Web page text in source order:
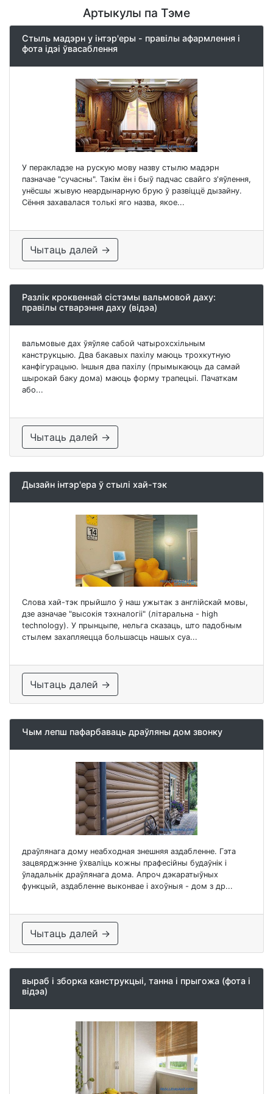
Артыкулы па Тэме
Стыль мадэрн у інтэр'еры - правілы афармлення і
фота ідэі ўвасаблення
У перакладзе на рускую мову назву стылю мадэрн
пазначае "сучасны". Такім ён і быў падчас свайго з'яўлення,
унёсшы жывую неардынарную брую ў развіццё дызайну.
Сёння захавалася толькі яго назва, якое...
Чытаць далей →
Разлік кроквеннай сістэмы вальмовой даху:
правілы стварэння даху (відэа)
вальмовые дах ўяўляе сабой чатырохсхільным
канструкцыю. Два бакавых пахілу маюць трохкутную
канфігурацыю. Іншыя два пахілу (прымыкаюць да самай
шырокай баку дома) маюць форму трапецыі. Пачаткам
або...
Чытаць далей →
Дызайн інтэр'ера ў стылі хай-тэк
Слова хай-тэк прыйшло ў наш ужытак з англійскай мовы,
дзе азначае "высокія тэхналогіі" (літаральна - high
technology). У прынцыпе, нельга сказаць, што падобным
стылем захапляецца большасць нашых суа...
Чытаць далей →
Чым лепш пафарбаваць драўляны дом звонку
драўлянага дому неабходная знешняя аздабленне. Гэта
зацвярджэнне ўхваліць кожны прафесійны будаўнік і
ўладальнік драўлянага дома. Апроч дэкаратыўных
функцый, аздабленне выконвае і ахоўныя - дом з др...
Чытаць далей →
выраб і зборка канструкцыі, танна і прыгожа (фота і
відэа)